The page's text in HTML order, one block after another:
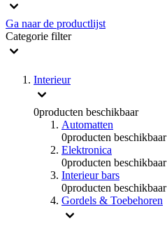
Ga naar de productlijst
Categorie filter
Interieur
0producten beschikbaar
Automatten
0producten beschikbaar
Elektronica
0producten beschikbaar
Interieur bars
0producten beschikbaar
Gordels & Toebehoren